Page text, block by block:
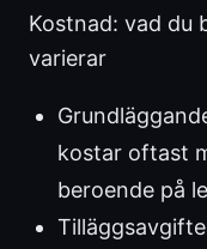
Kostnad: vad du
varierar
kostar oftast
beroende på